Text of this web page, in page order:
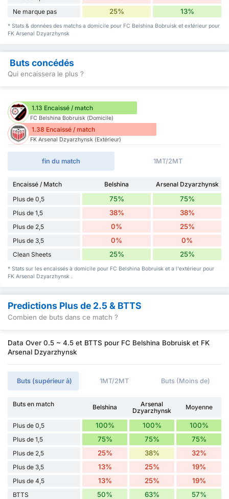
Ne marque pas 25% 13%
* Stats & données des matchs a domicile pour FC Belshina Bobruisk et extérieur pour
FK Arsenal Dzyarzhynsk
Buts concédés
Qui encaissera le plus ?
1.13 Encaissé / match
FC Belshina Bobruisk (Domicile)
1.38 Encaissé / match
FK Arsenal Dzyarzhynsk (Extérieur)
fin du match 1MT/2MT
Encaissé / Match Belshina
Arsenal Dzyarzhynsk
Plus de 0,5
75% 75%
Plus de 1,5 38% 38%
Plus de 2,5 0% 25%
Plus de 3,5 0% 0%
Clean Sheets 25% 25%
* Stats sur les encaissés à domicile pour FC Belshina Bobruisk et a l'extérieur pour
FK Arsenal Dzyarzhynsk .
Predictions Plus de 2.5 & BTTS
Combien de buts dans ce match ?
Data Over 0.5 ~ 4.5 et BTTS pour FC Belshina Bobruisk et FK
Arsenal Dzyarzhynsk
Buts (supérieur à) 1MT/2MT Buts (Moins de)
Buts en match Belshina
Arsenal
Dzyarzhynsk
Moyenne
Plus de 0,5 100% 100% 100%
Plus de 1,5 75% 75% 75%
Plus de 2,5 25% 38% 32%
Plus de 3,5 13% 25% 19%
Plus de 4,5 13% 25% 19%
BTTS 50% 63% 57%